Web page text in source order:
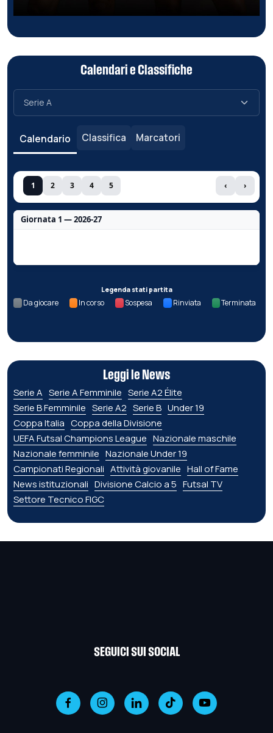
Calendari e Classifiche
Calendario Classifica Marcatori
1 2 3 4 5 ‹ ›
Giornata 1 — 2026-27
Legenda stati partita
Da giocare In corso Sospesa Rinviata Terminata
Leggi le News
Serie A Serie A Femminile Serie A2 Élite
Serie B Femminile Serie A2 Serie B Under 19
Coppa Italia Coppa della Divisione
UEFA Futsal Champions League Nazionale maschile
Nazionale femminile Nazionale Under 19
Campionati Regionali Attività giovanile Hall of Fame
News istituzionali Divisione Calcio a 5 Futsal TV
Settore Tecnico FIGC
SEGUICI SUI SOCIAL